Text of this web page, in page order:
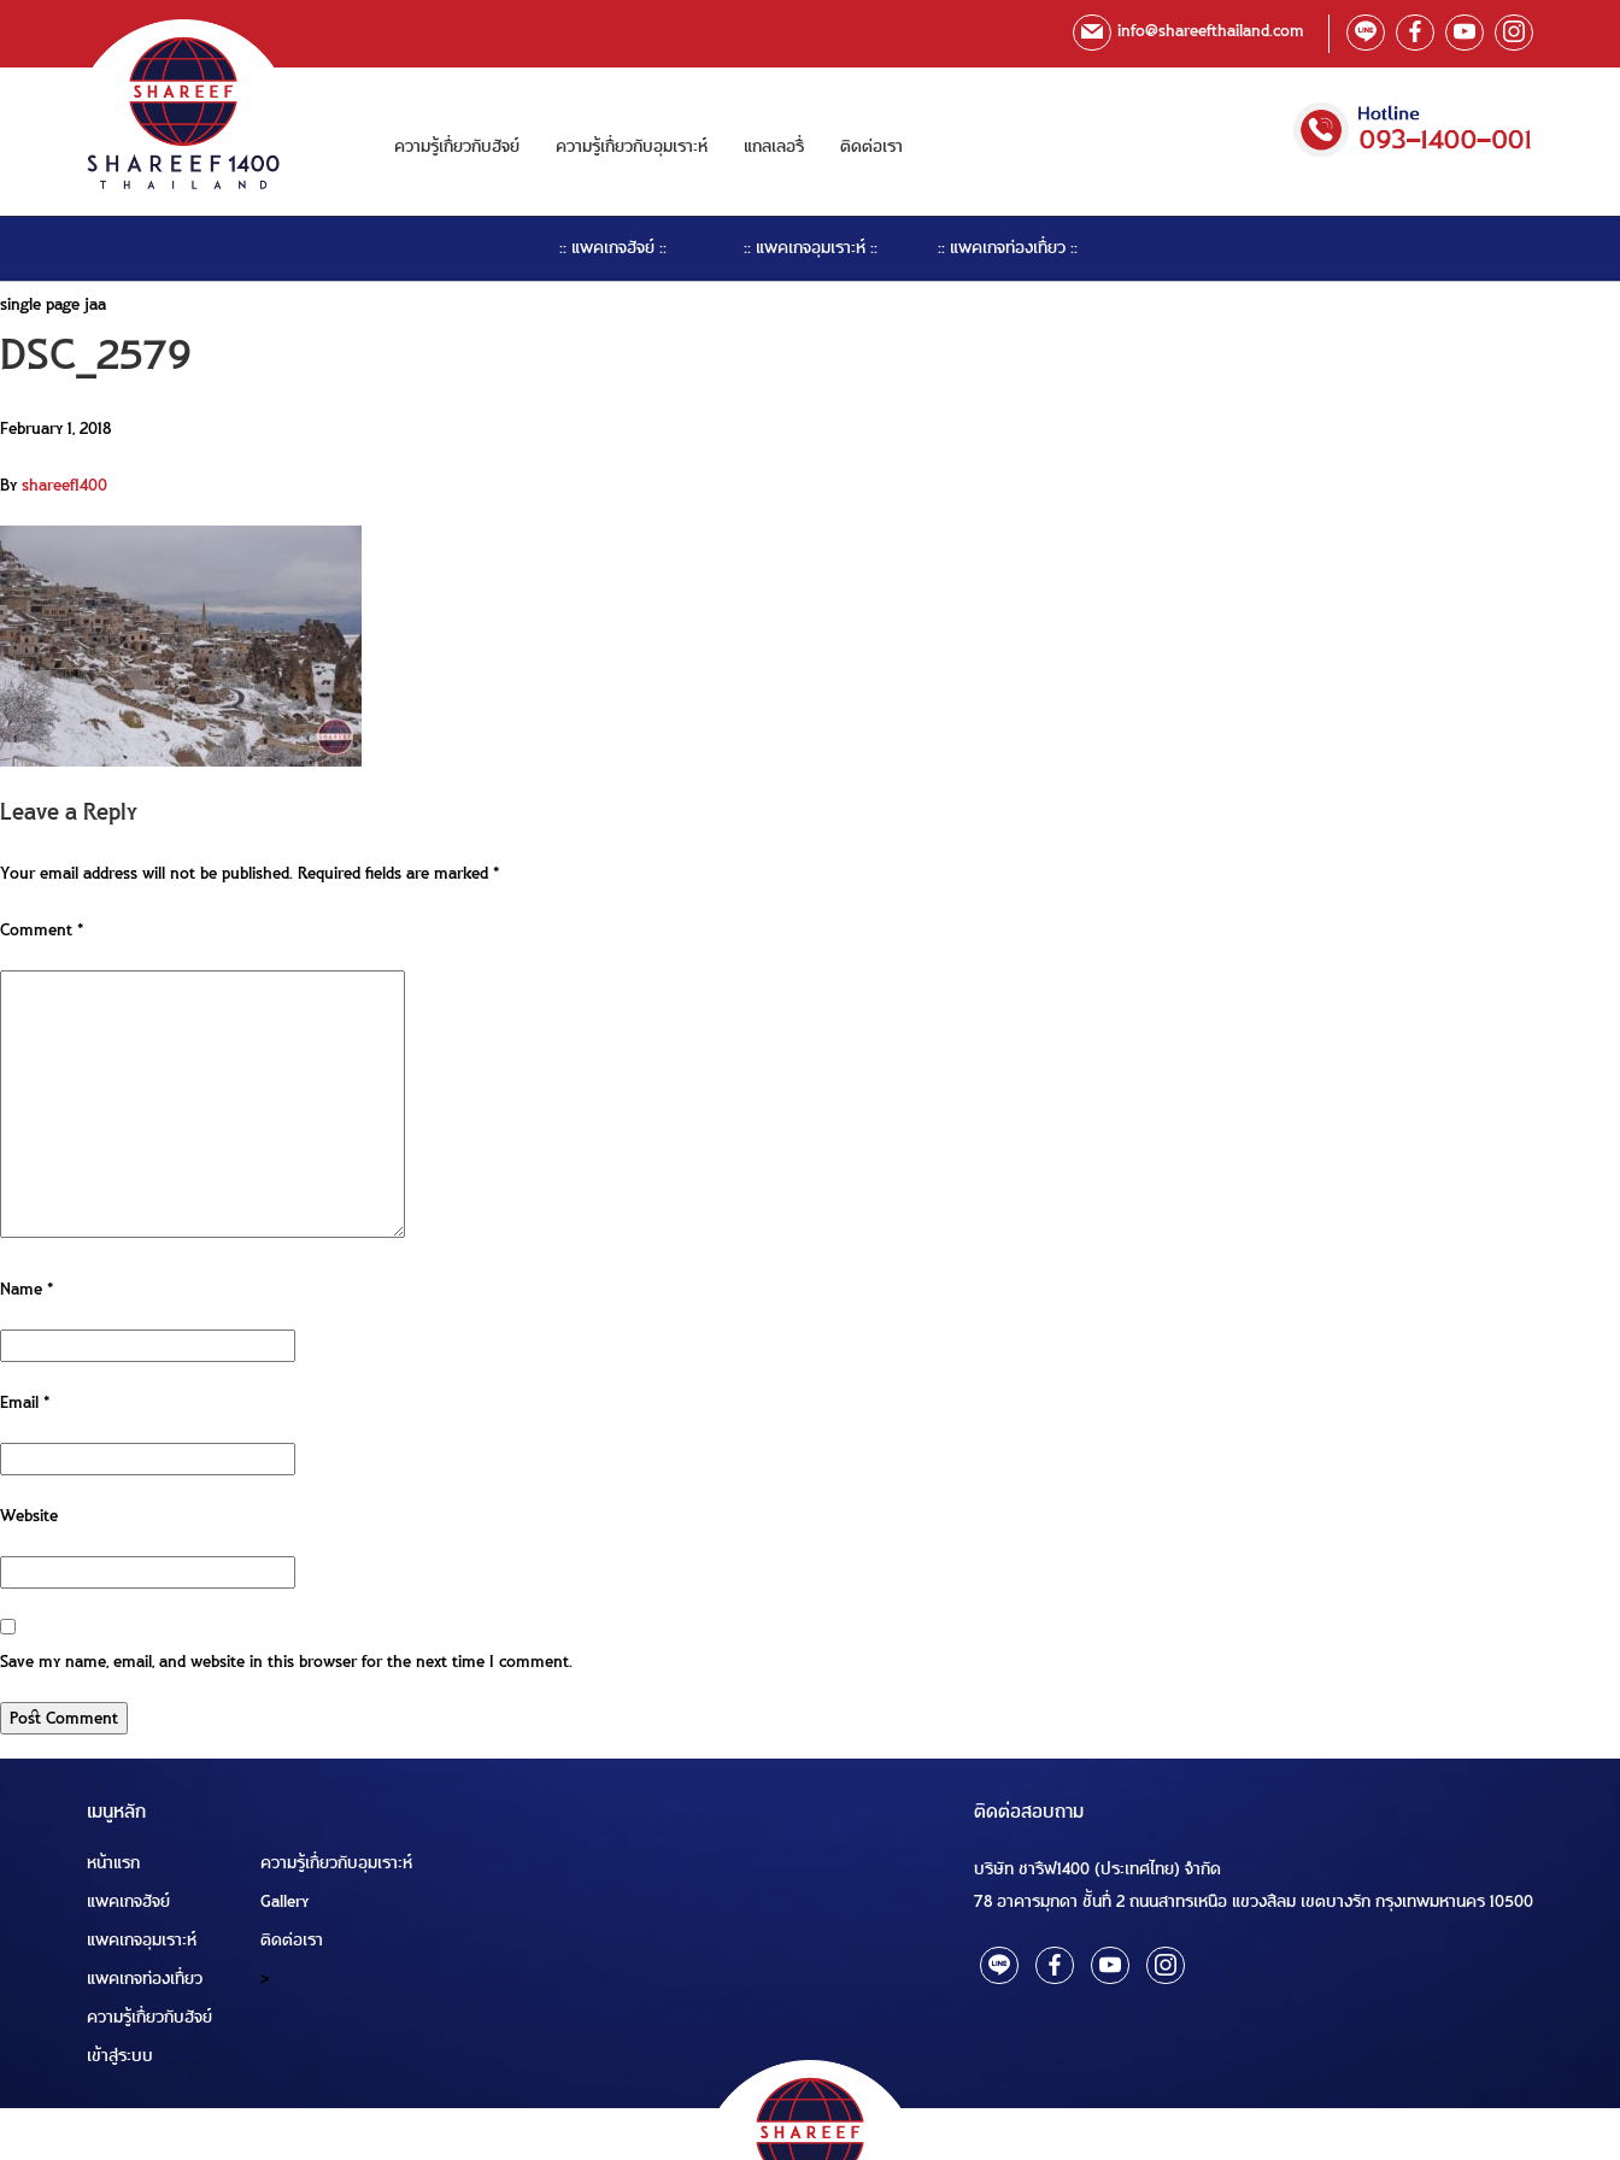
info@shareefthailand.com
ความรู้เกี่ยวกับฮัจย์ ความรู้เกี่ยวกับอุมเราะห์ แกลเลอรี่ ติดต่อเรา
:: แพคเกจฮัจย์ :: :: แพคเกจอุมเราะห์ :: :: แพคเกจท่องเที่ยว ::
single page jaa
DSC_2579
February 1, 2018
Byshareef1400
Leave a Reply
Your email address will not be published.Required fields are marked*
Comment*
Name*
Email*
Website
Save my name, email, and website in this browser for the next time I comment.
เมนูหลัก
หน้าแรก
แพคเกจฮัจย์
แพคเกจอุมเราะห์
แพคเกจท่องเที่ยว
ความรู้เกี่ยวกับฮัจย์
เข้าสู่ระบบ
ความรู้เกี่ยวกับอุมเราะห์
Gallery
ติดต่อเรา
>
ติดต่อสอบถาม
บริษัท ชารีฟ1400 (ประเทศไทย) จำกัด
78 อาคารมุกดา ชั้นที่ 2 ถนนสาทรเหนือ แขวงสีลม เขตบางรัก กรุงเทพมหานคร 10500